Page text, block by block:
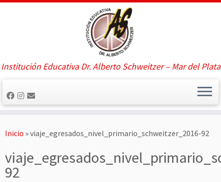
Saltar
Institución Educativa Dr. Alberto Schweitzer – Mar del Plata
Inicio »viaje_egresados_nivel_primario_schweitzer_2016-92
92